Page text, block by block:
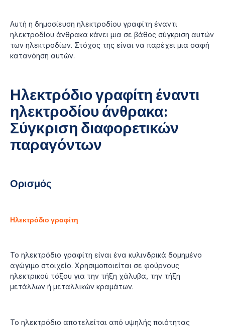
Αυτή η δημοσίευση ηλεκτροδίου γραφίτη έναντι
ηλεκτροδίου άνθρακα κάνει μια σε βάθος σύγκριση αυτών
των ηλεκτροδίων. Στόχος της είναι να παρέχει μια σαφή
κατανόηση αυτών.
Ηλεκτρόδιο γραφίτη έναντι
ηλεκτροδίου άνθρακα:
Σύγκριση διαφορετικών
παραγόντων
Ορισμός
Ηλεκτρόδιο γραφίτη
Το ηλεκτρόδιο γραφίτη είναι ένα κυλινδρικά δομημένο
αγώγιμο στοιχείο. Χρησιμοποιείται σε φούρνους
ηλεκτρικού τόξου για την τήξη χάλυβα, την τήξη
μετάλλων ή μεταλλικών κραμάτων.
Το ηλεκτρόδιο αποτελείται από υψηλής ποιότητας